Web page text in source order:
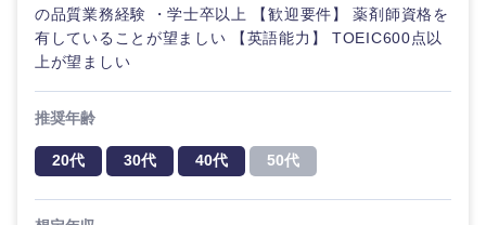
の品質業務経験 ・学士卒以上 【歓迎要件】 薬剤師資格を
有していることが望ましい 【英語能力】 TOEIC600点以
上が望ましい
推奨年齢
20代 30代 40代 50代